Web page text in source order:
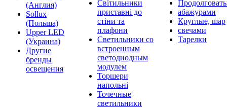
(Англия)
Sollux
(Польша)
Upper LED
(Украина)
Другие
бренды
освещения
Світильники
приставні до
стіни та
плафони
Светильники со
встроенным
светодиодным
модулем
Торшери
напольні
Точечные
светильники
абажурами
Круглые, шар
свечами
Тарелки